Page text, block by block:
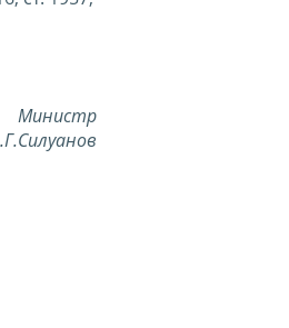
Министр